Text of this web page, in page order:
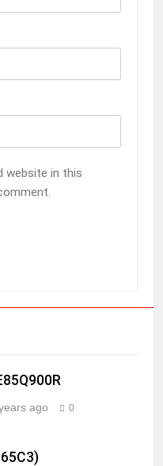
website in this
ago 0